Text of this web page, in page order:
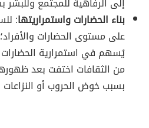
بناء الحضارات واستمراريتها:
على مستوى الحضارات
يُسهم في استمرارية الحضارات
من الثقافات اختفت بعد
بسبب خوض الحروب أو